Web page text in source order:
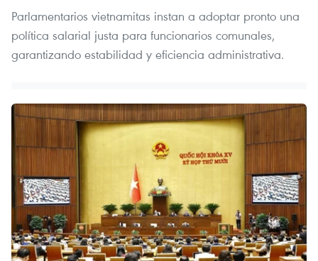
Parlamentarios vietnamitas instan a adoptar pronto una
política salarial justa para funcionarios comunales,
garantizando estabilidad y eficiencia administrativa.